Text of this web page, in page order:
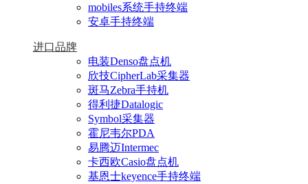
mobiles系统手持终端
安卓手持终端
进口品牌
电装Denso盘点机
欣技CipherLab采集器
斑马Zebra手持机
得利捷Datalogic
Symbol采集器
霍尼韦尔PDA
易腾迈Intermec
卡西欧Casio盘点机
基恩士keyence手持终端